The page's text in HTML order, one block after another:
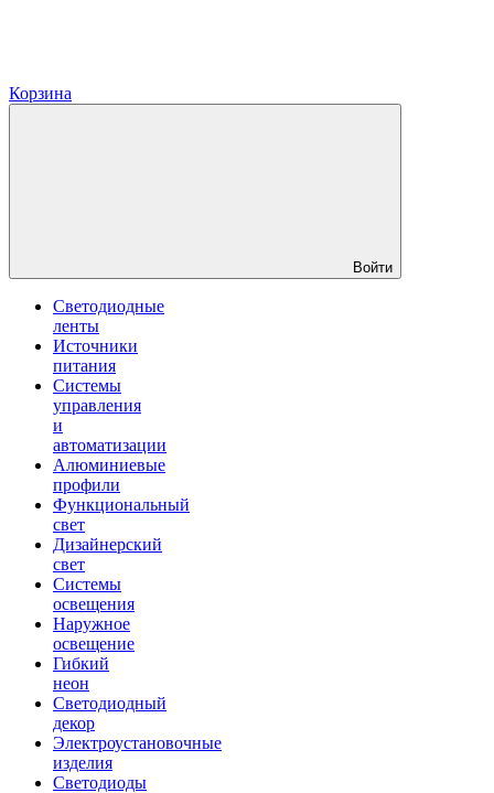
Корзина
Войти
Светодиодные
ленты
Источники
питания
Системы
управления
и
автоматизации
Алюминиевые
профили
Функциональный
свет
Дизайнерский
свет
Системы
освещения
Наружное
освещение
Гибкий
неон
Светодиодный
декор
Электроустановочные
изделия
Светодиоды